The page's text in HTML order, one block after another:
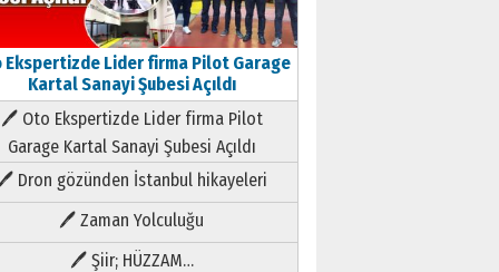
Ekspertizde Lider firma Pilot Garage
Kartal Sanayi Şubesi Açıldı
🖊 Oto Ekspertizde Lider firma Pilot
Garage Kartal Sanayi Şubesi Açıldı
Dron gözünden İstanbul hikayeleri
🖊 Zaman Yolculuğu
🖊 Şiir; HÜZZAM…